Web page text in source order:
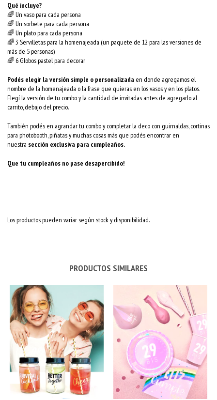
Qué incluye?
🌈 Un vaso para cada persona
🌈 Un sorbete para cada persona
🌈 Un plato para cada persona
🌈 3 Servilletas para la homenajeada (un paquete de 12 para las versiones de
más de 5 personas)
🌈 6 Globos pastel para decorar
Podés elegir la versión simple o personalizada en donde agregamos el
nombre de la homenajeada o la frase que quieras en los vasos y en los platos.
Elegí la versión de tu combo y la cantidad de invitadas antes de agregarlo al
carrito, debajo del precio.
También podés en agrandar tu combo y completar la deco con guirnaldas, cortinas
para photobooth, piñatas y muchas cosas más que podés encontrar en
nuestra sección exclusiva para cumpleaños.
Que tu cumpleaños no pase desapercibido!
Los productos pueden variar según stock y disponibilidad.
PRODUCTOS SIMILARES